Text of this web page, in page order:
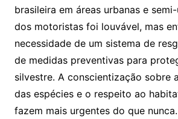
brasileira em áreas urbanas e
dos motoristas foi louvável, mas
necessidade de um sistema de
de medidas preventivas para
silvestre. A conscientização sobre
das espécies e o respeito ao
fazem mais urgentes do que nunca.